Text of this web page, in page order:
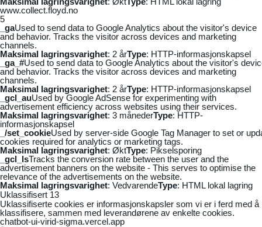
www.collect.floyd.no
5
_gaUsed to send data to Google Analytics about the visitor's device
and behavior. Tracks the visitor across devices and marketing
channels.
Maksimal lagringsvarighet: 2 årType: HTTP-informasjonskapsel
_ga_#Used to send data to Google Analytics about the visitor's
and behavior. Tracks the visitor across devices and marketing
channels.
Maksimal lagringsvarighet: 2 årType: HTTP-informasjonskapsel
_gcl_auUsed by Google AdSense for experimenting with
advertisement efficiency across websites using their services.
Maksimal lagringsvarighet: 3 månederType: HTTP-
informasjonskapsel
_/set_cookieUsed by server-side Google Tag Manager to set or
cookies required for analytics or marketing tags.
Maksimal lagringsvarighet: ØktType: Pikselsporing
_gcl_lsTracks the conversion rate between the user and the
advertisement banners on the website - This serves to optimise the
relevance of the advertisements on the website.
Maksimal lagringsvarighet: VedvarendeType: HTML lokal lagring
Uklassifisert 13
Uklassifiserte cookies er informasjonskapsler som vi er i ferd med å
klassifisere, sammen med leverandørene av enkelte cookies.
chatbot-ui-virid-sigma.vercel.app